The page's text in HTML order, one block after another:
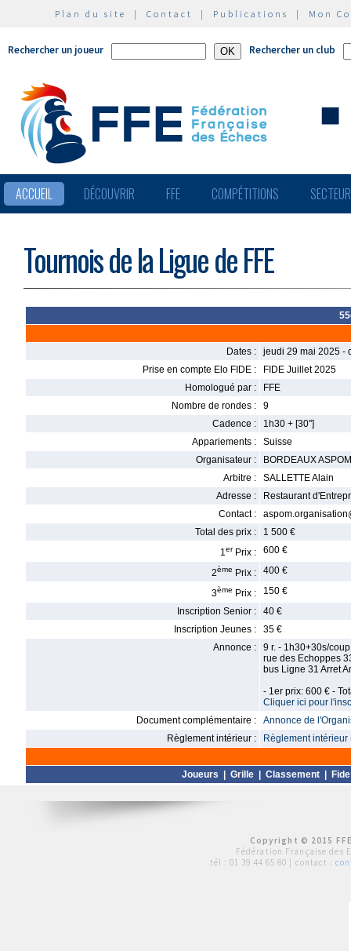
Plan du site | Contact | Publications | Mon
Rechercher un joueur Rechercher un club
ACCUEIL DÉCOUVRIR FFE COMPÉTITIONS
Tournois de la Ligue de FFE
Dates :
jeudi 29 mai 2025 -
Prise en compte Elo FIDE :
FIDE Juillet 2025
Homologué par :
FFE
Nombre de rondes :
9
Cadence :
1h30 + [30'']
Appariements :
Suisse
Organisateur :
BORDEAUX
Arbitre :
SALLETTE Alain
Adresse :
Restaurant
Contact :
Total des prix :
1 500 €
1er Prix : 600 €
2ème Prix : 400 €
3ème Prix :
150 €
Inscription Senior :
40 €
Inscription Jeunes :
35 €
Annonce :
9 r. - 1h30+30s/
rue des Echoppes
bus Ligne 31 Arret
- 1er prix: 600 € -
Cliquer ici pour
Document complémentaire :
Annonce de
Règlement intérieur :
Règlement intérieur
Joueurs Grille Classement Fide
Copyright © 2015
Fédération Française des
tél : 01 39 44 65 80 | contact :